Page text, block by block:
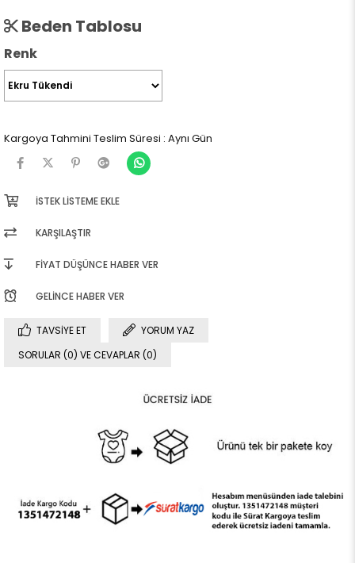
Beden Tablosu
Renk
Kargoya Tahmini Teslim Süresi : Aynı Gün
İSTEK LISTEME EKLE
KARŞILAŞTIR
FIYAT DÜŞÜNCE HABER VER
GELINCE HABER VER
TAVSIYE ET
YORUM YAZ
SORULAR (0) VE CEVAPLAR (0)